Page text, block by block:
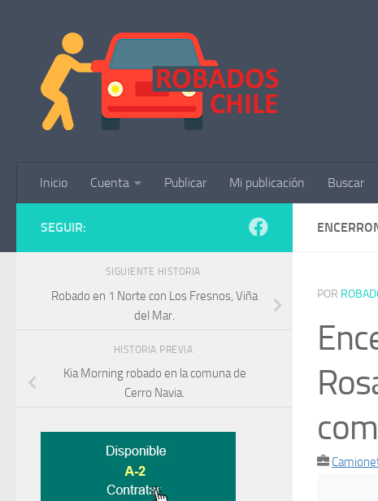
Inicio Cuenta Publicar Mi publicación Buscar
POR
SEGUIR:
SIGUIENTE HISTORIA
Robado en 1 Norte con Los Fresnos, Viña
del Mar.
HISTORIA PREVIA
Kia Morning robado en la comuna de
Cerro Navia.